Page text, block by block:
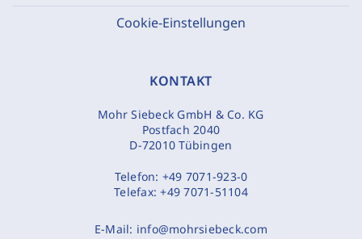
Cookie-Einstellungen
KONTAKT
Mohr Siebeck GmbH & Co. KG
Postfach 2040
D-72010 Tübingen
Telefon: +49 7071-923-0
Telefax:+49 7071-51104
E-Mail: info@mohrsiebeck.com